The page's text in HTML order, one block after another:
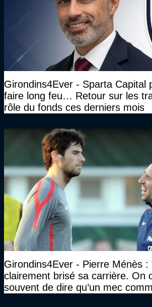
Girondins4Ever - Sparta Capital
faire long feu… Retour sur les
rôle du fonds ces derniers mois
Girondins4Ever - Pierre Ménès :
clairement brisé sa carrière. On
souvent de dire qu’un mec